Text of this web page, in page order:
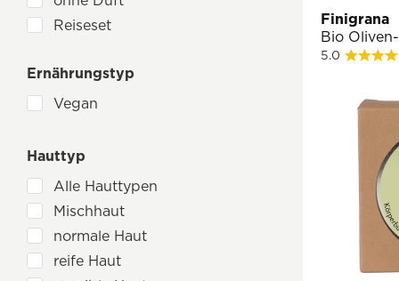
Phytoceramide
Q10
Ringelblume
Rose
Rosenöl
Rügener Heilkreide
Sanddorn
Schafgarbe
Reiseset
Ernährungstyp
Vegan
Hauttyp
Alle Hauttypen
Mischhaut
normale Haut
reife Haut
Finigrana
Bio
5.0